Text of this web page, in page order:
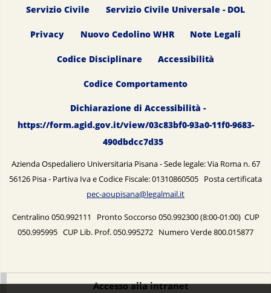
Servizio Civile Servizio Civile Universale - DOL
Privacy Nuovo Cedolino WHR Note Legali
Codice Disciplinare Accessibilità
Codice Comportamento
Dichiarazione di Accessibilità -
https://form.agid.gov.it/view/03c83bf0-93a0-11f0-9683-
490dbdcc7d35
Azienda Ospedaliero Universitaria Pisana - Sede legale: Via Roma n. 67
56126 Pisa - Partiva Iva e Codice Fiscale: 01310860505 Posta certificata
pec-aoupisana@legalmail.it
Centralino 050.992111 Pronto Soccorso 050.992300 (8:00-01:00) CUP
050.995995 CUP Lib. Prof. 050.995272 Numero Verde 800.015877
Accesso alla intranet